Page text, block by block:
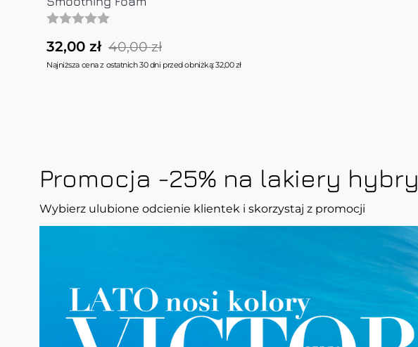
32,00 zł 40,00 zł
Najniższa cena z ostatnich 30 dni przed obniżką: 32,00 zł
Promocja -25% na lakiery
Wybierz ulubione odcienie klientek i skorzystaj z promocji